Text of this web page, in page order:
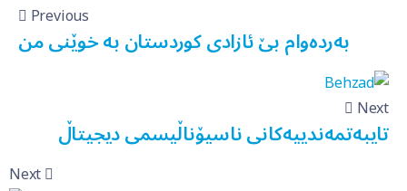
Previous
بەردەوام بێ ئازادی کوردستان بە خوێنی من
Next
تایبەتمەندییەکانی ناسیۆناڵیسمی دیجیتاڵ
Next